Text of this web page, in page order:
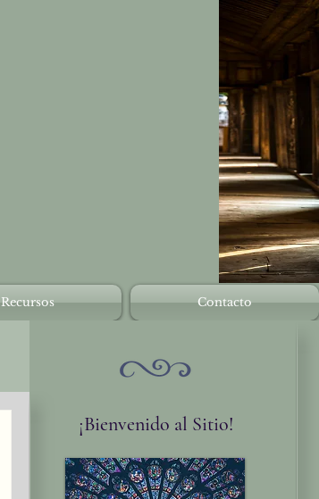
Recursos Contacto
¡Bienvenido al Sitio!